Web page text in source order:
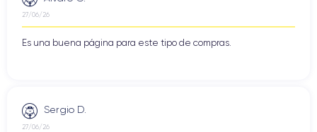
27/06/26
Es una buena página para este tipo de compras.
Sergio D.
27/06/26